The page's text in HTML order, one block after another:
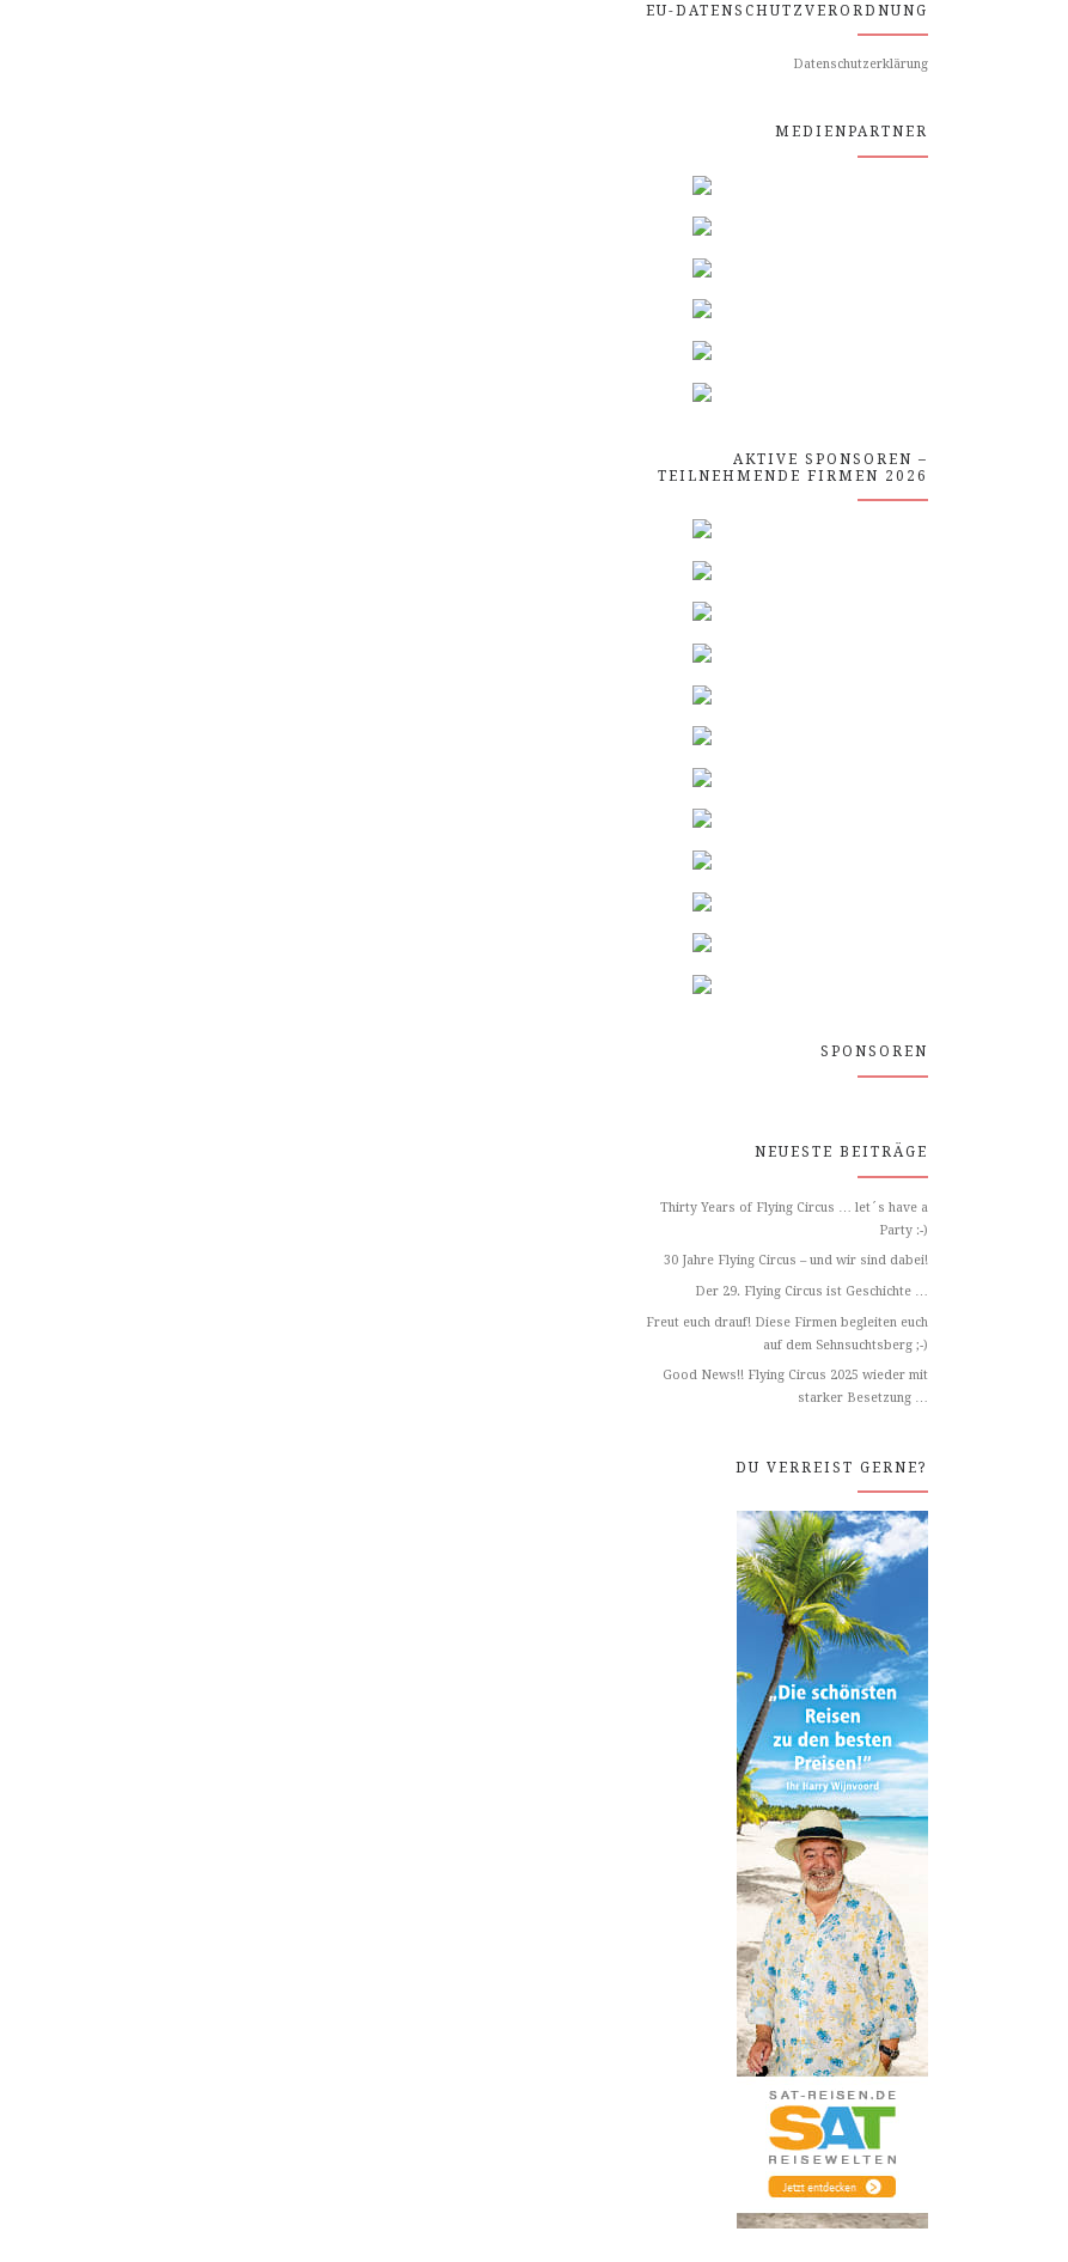
EU-DATENSCHUTZVERORDNUNG
Datenschutzerklärung
MEDIENPARTNER
AKTIVE SPONSOREN –
TEILNEHMENDE FIRMEN 2026
SPONSOREN
NEUESTE BEITRÄGE
Thirty Years of Flying Circus … let´s have a
Party :-)
30 Jahre Flying Circus – und wir sind dabei!
Der 29. Flying Circus ist Geschichte …
Freut euch drauf! Diese Firmen begleiten euch
auf dem Sehnsuchtsberg ;-)
Good News!! Flying Circus 2025 wieder mit
starker Besetzung …
DU VERREIST GERNE?